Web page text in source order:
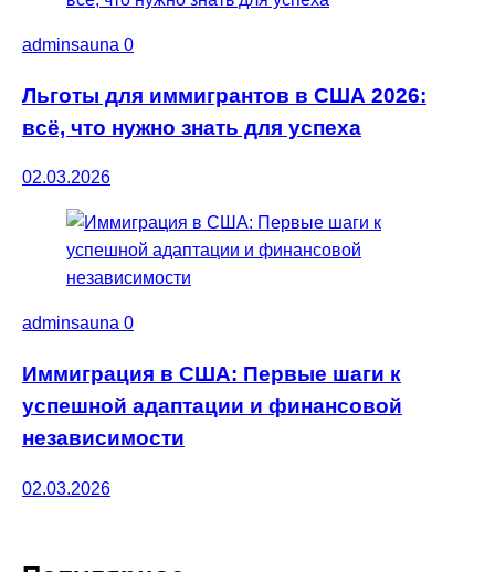
adminsauna 0
Льготы для иммигрантов в США 2026:
всё, что нужно знать для успеха
02.03.2026
adminsauna 0
Иммиграция в США: Первые шаги к
успешной адаптации и финансовой
независимости
02.03.2026